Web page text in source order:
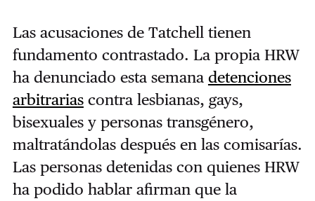
Las acusaciones de Tatchell tienen
fundamento contrastado. La propia HRW
ha denunciado esta semana detenciones
arbitrariascontra lesbianas, gays,
bisexuales y personas transgénero,
maltratándolas después en las comisarías.
Las personas detenidas con quienes HRW
ha podido hablar afirman que la